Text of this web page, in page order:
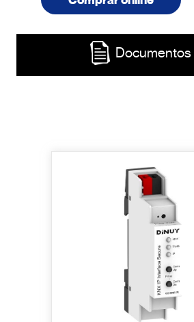
Documentos